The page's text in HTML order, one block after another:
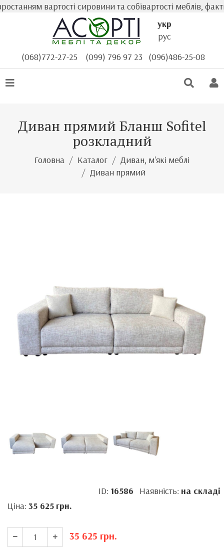
вартості сировини та собівартості меблів,
укр
рус
(068)772-27-25
(099) 796 97 23 (096)486-25-08
Диван прямий Бланш Sofitel
розкладний
Головна Каталог
Диван, м'які меблі
Диван прямий
ID: 16586 Наявність: на складі
Ціна: 35 625 грн.
35 625 грн.